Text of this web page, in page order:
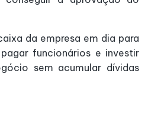
da empresa em dia para
funcionários e investir
sem acumular dívidas